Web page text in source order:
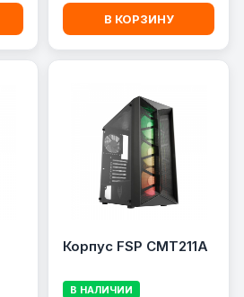
В КОРЗИНУ
Корпус FSP CMT211A
В НАЛИЧИИ